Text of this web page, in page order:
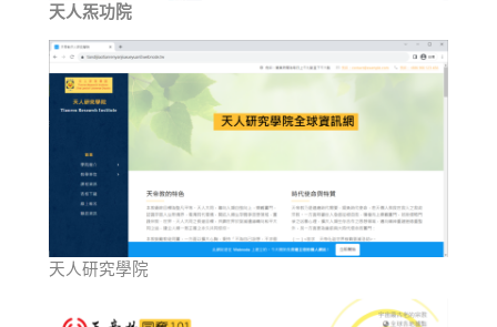
天人炁功院
天人研究學院